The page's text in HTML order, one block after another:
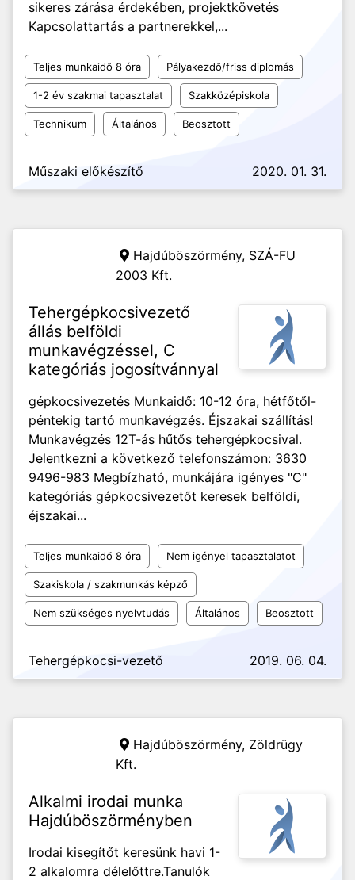
sikeres zárása érdekében, projektkövetés
Kapcsolattartás a partnerekkel,...
Teljes munkaidő 8 óra Pályakezdő/friss diplomás
1-2 év szakmai tapasztalat Szakközépiskola
Technikum Általános Beosztott
Műszaki előkészítő 2020. 01. 31.
Hajdúböszörmény, SZÁ-FU
2003 Kft.
Tehergépkocsivezető
állás belföldi
munkavégzéssel, C
kategóriás jogosítvánnyal
gépkocsivezetés Munkaidő: 10-12 óra, hétfőtől-
péntekig tartó munkavégzés. Éjszakai szállítás!
Munkavégzés 12T-ás hűtős tehergépkocsival.
Jelentkezni a következő telefonszámon: 3630
9496-983 Megbízható, munkájára igényes "C"
kategóriás gépkocsivezetőt keresek belföldi,
éjszakai...
Teljes munkaidő 8 óra Nem igényel tapasztalatot
Szakiskola / szakmunkás képző
Nem szükséges nyelvtudás Általános Beosztott
Tehergépkocsi-vezető 2019. 06. 04.
Hajdúböszörmény, Zöldrügy
Kft.
Alkalmi irodai munka
Hajdúböszörményben
Irodai kisegítőt keresünk havi 1-
2 alkalomra délelőttre.Tanulók